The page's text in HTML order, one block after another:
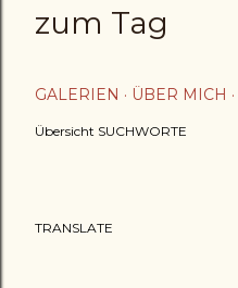
zum Tag
GALERIEN ÜBER MICH
Übersicht SUCHWORTE
TRANSLATE